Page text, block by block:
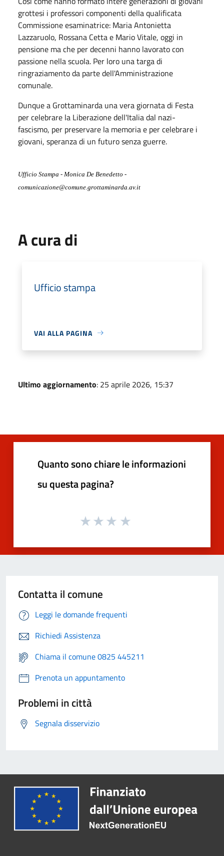
grottesi i professori componenti della qualificata
Commissione esaminatrice: Maria Antonietta
Lazzaruolo, Rossana Cetta e Mario Vitale, oggi in
pensione ma che per decenni hanno lavorato con
passione nella scuola. Per loro una targa di
ringraziamento da parte dell'Amministrazione
comunale.
Dunque a Grottaminarda una vera giornata di Festa
per celebrare la Liberazione dell'Italia dal nazi-
fascismo, per preservare la memoria e per celebrare i
giovani, speranza di un futuro senza guerre.
Ufficio Stampa - Monica De Benedetto -
comunicazione@comune.grottaminarda.av.it
A cura di
Ufficio stampa
VAI ALLA PAGINA
Ultimo aggiornamento: 25 aprile 2026, 15:37
Quanto sono chiare le informazioni
su questa pagina?
Contatta il comune
Leggi le domande frequenti
Richiedi Assistenza
Chiama il comune 0825 445211
Prenota un appuntamento
Problemi in città
Segnala disservizio